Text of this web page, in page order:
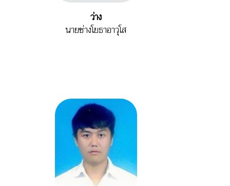
ว่าง
นายช่างโยธาอาวุโส